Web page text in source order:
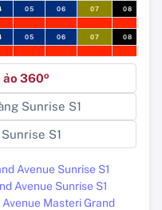
05 06 07 08
05 06 07 08
ảo 360o
Sunrise S1
S1
Avenue Sunrise S1
Avenue Sunrise S1
Masteri Grand